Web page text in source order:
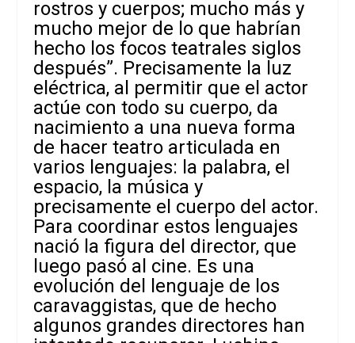
rostros y cuerpos; mucho más y
mucho mejor de lo que habrían
hecho los focos teatrales siglos
después”. Precisamente la luz
eléctrica, al permitir que el actor
actúe con todo su cuerpo, da
nacimiento a una nueva forma
de hacer teatro articulada en
varios lenguajes: la palabra, el
espacio, la música y
precisamente el cuerpo del actor.
Para coordinar estos lenguajes
nació la figura del director, que
luego pasó al cine. Es una
evolución del lenguaje de los
caravaggistas, que de hecho
algunos grandes directores han